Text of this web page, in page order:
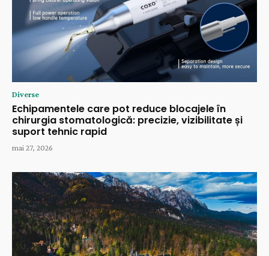
Diverse
Echipamentele care pot reduce blocajele în
chirurgia stomatologică: precizie, vizibilitate și
suport tehnic rapid
mai 27, 2026